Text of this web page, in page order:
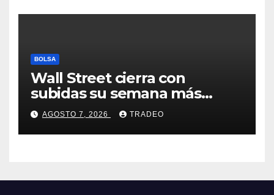
BOLSA
Wall Street cierra con
subidas su semana más
alcista desde abril
AGOSTO 7, 2026 TRADEO